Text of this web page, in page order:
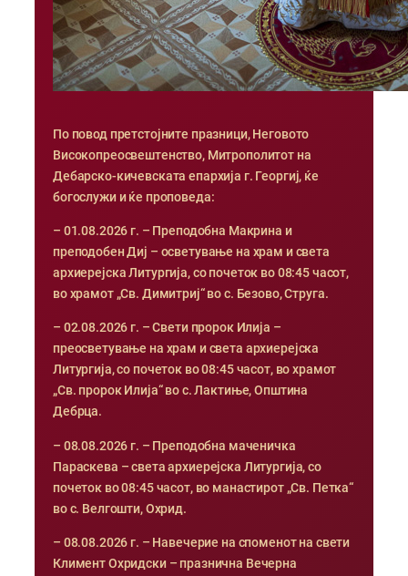
По повод претстојните празници, Неговото
Високопреосвештенство, Митрополитот на
Дебарско-кичевската епархија г. Георгиј, ќе
богослужи и ќе проповеда:
– 01.08.2026 г. – Преподобна Макрина и
преподобен Диј – осветување на храм и света
архиерејска Литургија, со почеток во 08:45 часот,
во храмот „Св. Димитриј“ во с. Безово, Струга.
– 02.08.2026 г. – Свети пророк Илија –
преосветување на храм и света архиерејска
Литургија, со почеток во 08:45 часот, во храмот
„Св. пророк Илија“ во с. Лактиње, Општина
Дебрца.
– 08.08.2026 г. – Преподобна маченичка
Параскева – света архиерејска Литургија, со
почеток во 08:45 часот, во манастирот „Св. Петка“
во с. Велгошти, Охрид.
– 08.08.2026 г. – Навечерие на споменот на свети
Климент Охридски – празнична Вечерна